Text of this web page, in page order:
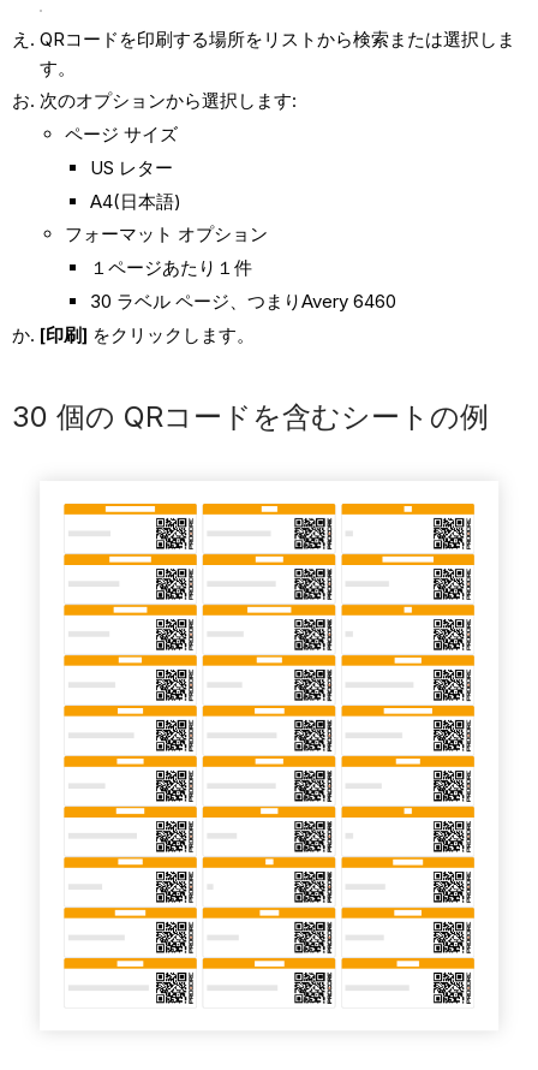
QRコードを印刷する場所をリストから検索または選択しま
す。
次のオプションから選択します:
ページ サイズ
US レター
A4(日本語)
フォーマット オプション
１ページあたり１件
30 ラベル ページ、つまりAvery 6460
[印刷] をクリックします。
30 個の QRコードを含むシートの例